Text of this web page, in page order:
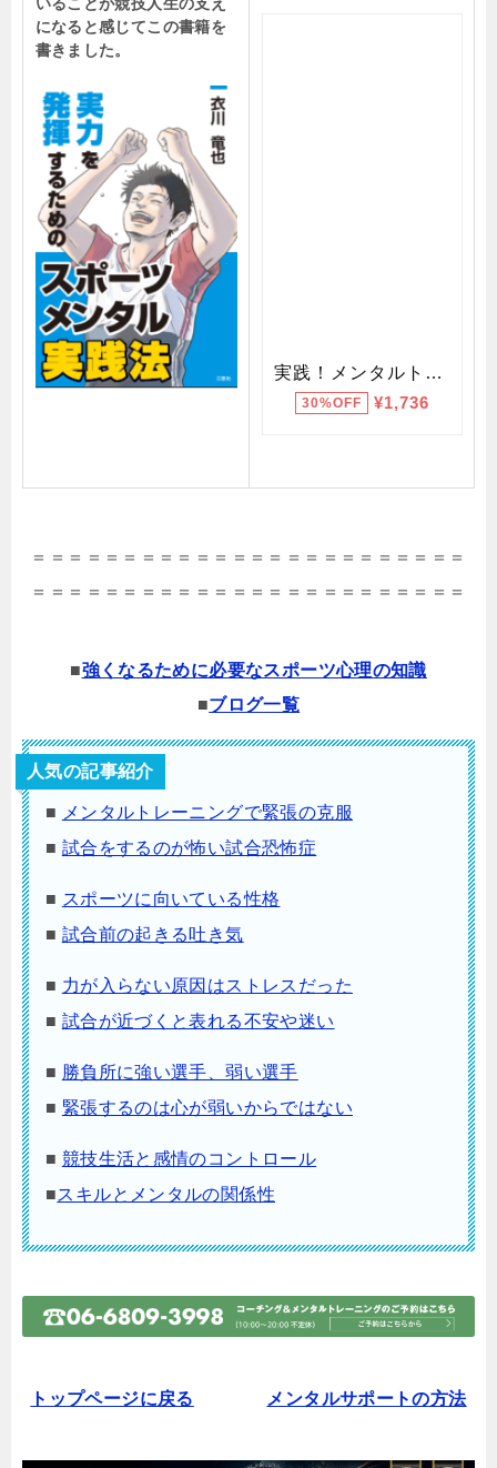
になると感じてこの書籍を
書きました。
＝＝＝＝＝＝＝＝＝＝＝＝＝＝＝＝＝＝＝＝＝＝＝＝
＝＝＝＝＝＝＝＝＝＝＝＝＝＝＝＝＝＝＝＝＝＝＝＝
■強くなるために必要なスポーツ心理の知識
■ブログ一覧
人気の記事紹介
■ メンタルトレーニングで緊張の克服
■ 試合をするのが怖い試合恐怖症
■ スポーツに向いている性格
■ 試合前の起きる吐き気
■ 力が入らない原因はストレスだった
■ 試合が近づくと表れる不安や迷い
■ 勝負所に強い選手、弱い選手
■ 緊張するのは心が弱いからではない
■ 競技生活と感情のコントロール
■スキルとメンタルの関係性
トップページに戻る メンタルサポートの方法